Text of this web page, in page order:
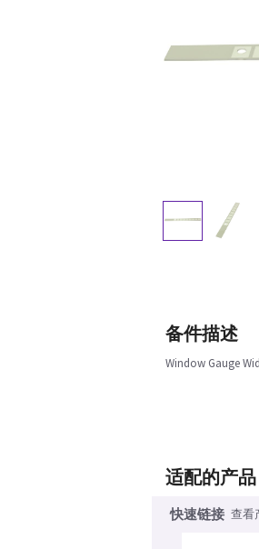
备件描述
Window Gauge
适配的产品
快速链接 查看